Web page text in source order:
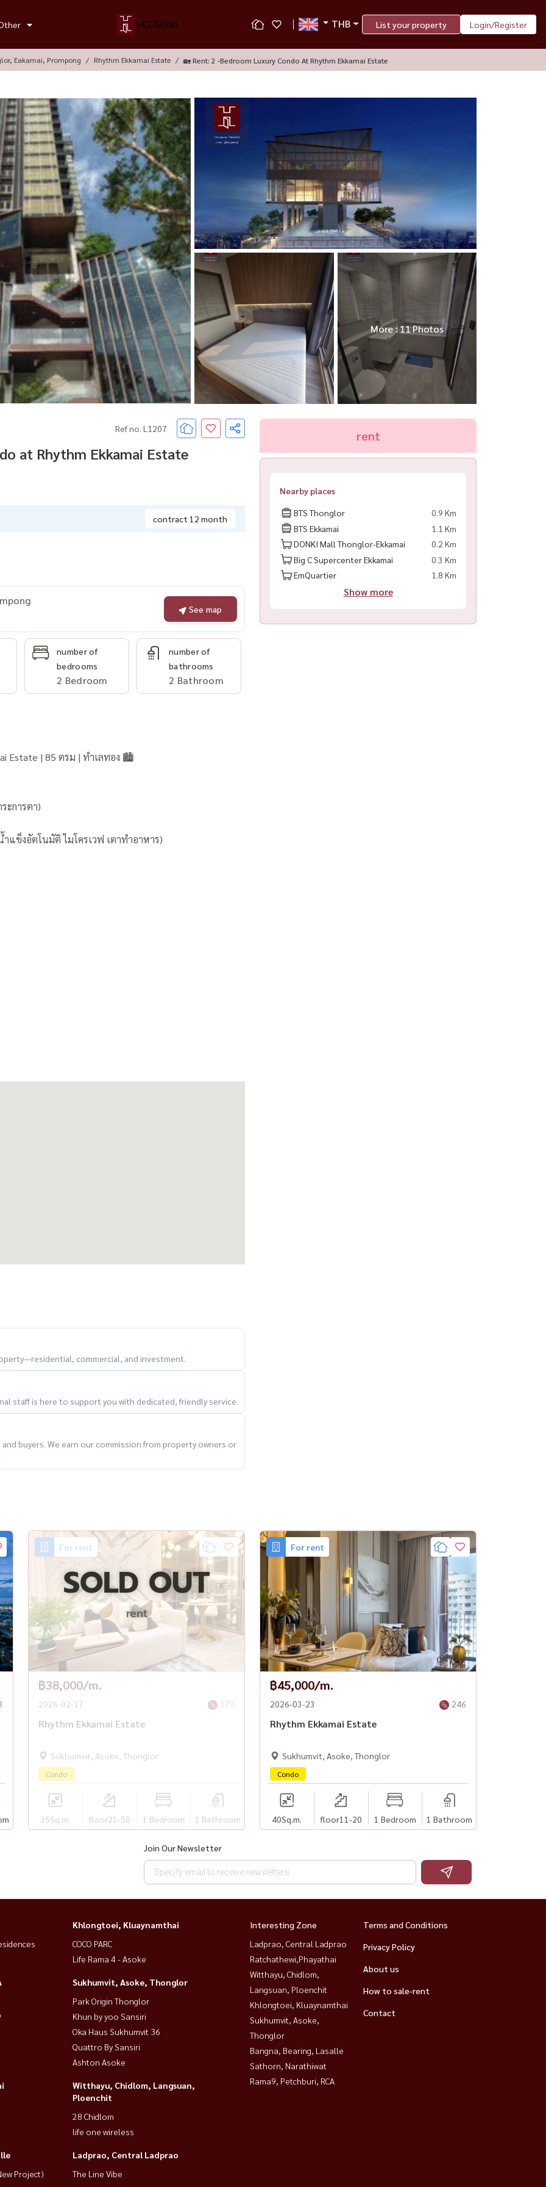
THB List your property Login/Register
Eakamai, Prompong Rhythm Ekkamai Estate 🏡 Rent: 2 -bedroom Luxury Condo At Rhythm Ekkamai Estate
More : 11 Photos
Ref no. L1207
at Rhythm Ekkamai Estate
contract 12 month
See map
number of
bedrooms
2 Bedroom
number of
bathrooms
2 Bathroom
Estate | 85 ตรม | ทำเลทอง 🏙️
นตระการตา)
แข็งอัตโนมัติ ไมโครเวฟ เตาทำอาหาร)
#RhythmEkkamai #ForRent #BangkokRental
Ekkamai Estate | 85 Sq.m | Prime Location 🏙️
City View)
with automatic ice maker, microwave, stove)
and Big C
and Thonglor
+ 2-month security deposit
寓 | 85 平方米 |黄金地段🏙️
城市景观）
commercial, and investment.
staff is here to support you with dedicated, friendly service.
buyers. We earn our commission from property owners or
rent
Nearby places
BTS Thonglor
0.9 Km
BTS Ekkamai
1.1 Km
DONKI Mall Thonglor-Ekkamai
0.2 Km
Big C Supercenter Ekkamai
0.3 Km
EmQuartier
1.8 Km
Show more
For rent
SOLD OUT
rent
฿38,000/m.
2026-02-17 370
Rhythm Ekkamai Estate
Sukhumvit, Asoke, Thonglor
Condo
35Sq.m. floor21-50 1 Bedroom 1 Bathroom
For rent
฿45,000/m.
2026-03-23 246
Rhythm Ekkamai Estate
Sukhumvit, Asoke, Thonglor
Condo
40Sq.m. floor11-20 1 Bedroom 1 Bathroom
Join Our Newsletter
Khlongtoei, Kluaynamthai
COCO PARC
Life Rama 4 - Asoke
Sukhumvit, Asoke, Thonglor
Park Origin Thonglor
Khun by yoo Sansiri
Oka Haus Sukhumvit 36
Quattro By Sansiri
Ashton Asoke
Witthayu, Chidlom, Langsuan,
Ploenchit
28 Chidlom
life one wireless
Project)
Ladprao, Central Ladprao
The Line Vibe
Interesting Zone
Ladprao, Central Ladprao
Ratchathewi,Phayathai
Witthayu, Chidlom,
Langsuan, Ploenchit
Khlongtoei, Kluaynamthai
Sukhumvit, Asoke,
Thonglor
Bangna, Bearing, Lasalle
Sathorn, Narathiwat
Rama9, Petchburi, RCA
Terms and Conditions
Privacy Policy
About us
How to sale-rent
Contact